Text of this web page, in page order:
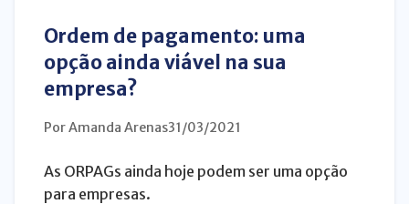
Ordem de pagamento: uma
opção ainda viável na sua
empresa?
Por Amanda Arenas31/03/2021
As ORPAGs ainda hoje podem ser uma opção
para empresas.